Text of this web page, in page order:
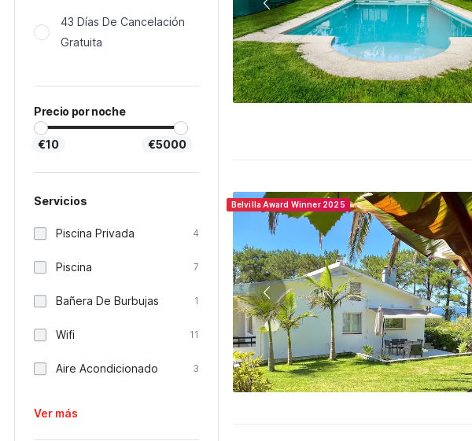
43 Días De Cancelación
Gratuita
Precio por noche
€10 €5000
Servicios
Piscina Privada 4
Piscina 7
Bañera De Burbujas 1
Wifi 11
Aire Acondicionado 3
Ver más
Belvilla Award Winner 2025